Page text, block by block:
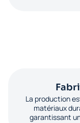
La production
matériaux
garantissant